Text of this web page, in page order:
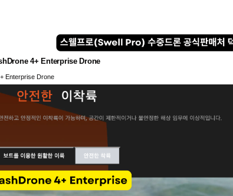
4+ Enterprise Drone
Enterprise Drone